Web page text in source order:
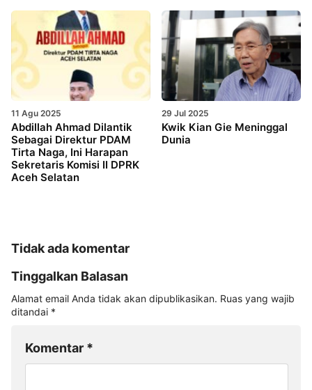
11 Agu 2025
Abdillah Ahmad Dilantik
Sebagai Direktur PDAM
Tirta Naga, Ini Harapan
Sekretaris Komisi II DPRK
Aceh Selatan
29 Jul 2025
Kwik Kian Gie Meninggal
Dunia
Tidak ada komentar
Tinggalkan Balasan
Alamat email Anda tidak akan dipublikasikan. Ruas yang wajib
ditandai *
Komentar *